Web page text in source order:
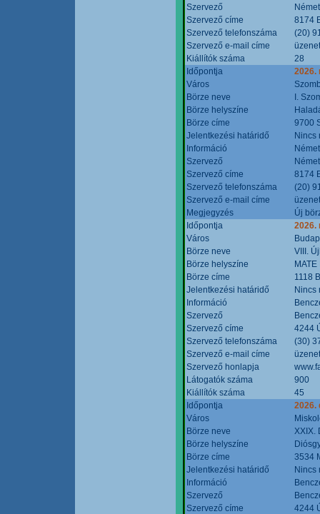
Szervező
Szervező címe
8174
Szervező telefonszáma
(20)
Szervező e-mail címe
Kiállítók száma
28
Időpontja
2026.
Város
Börze neve
I.
Börze helyszíne
Börze címe
9700
Jelentkezési határidő
Nincs
Információ
Szervező
Szervező címe
8174
Szervező telefonszáma
(20)
Szervező e-mail címe
Megjegyzés
Új
Időpontja
2026.
Város
Börze neve
VIII.
Börze helyszíne
Börze címe
1118
Jelentkezési határidő
Nincs
Információ
Szervező
Szervező címe
4244
Szervező telefonszáma
(30)
Szervező e-mail címe
Szervező honlapja
Látogatók száma
900
Kiállítók száma
45
Időpontja
2026.
Város
Börze neve
XXIX.
Börze helyszíne
Börze címe
3534
Jelentkezési határidő
Nincs
Információ
Szervező
Szervező címe
4244